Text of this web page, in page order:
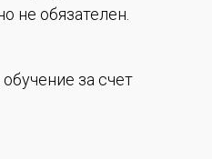
не обязателен.
за счет